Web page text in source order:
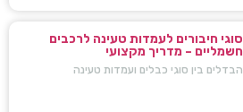
סוגי חיבורים לעמדות טעינה לרכבים
חשמליים – מדריך מקצועי
הבדלים בין סוגי כבלים ועמדות טעינה